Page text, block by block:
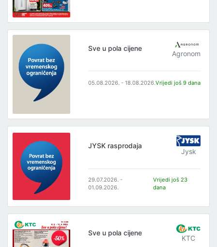
Sve u pola cijene
Agronom
05.08.2026. - 18.08.2026.Vrijedi još 9 dana
JYSK rasprodaja
Jysk
29.07.2026. -
01.09.2026.
Vrijedi još 23
dana
Sve u pola cijene
KTC